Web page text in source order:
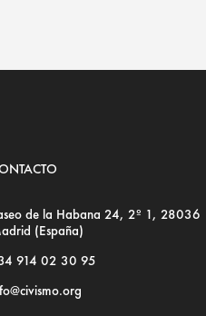
de la Habana 24, 2º 1, 28036
(España)
914 02 30 95